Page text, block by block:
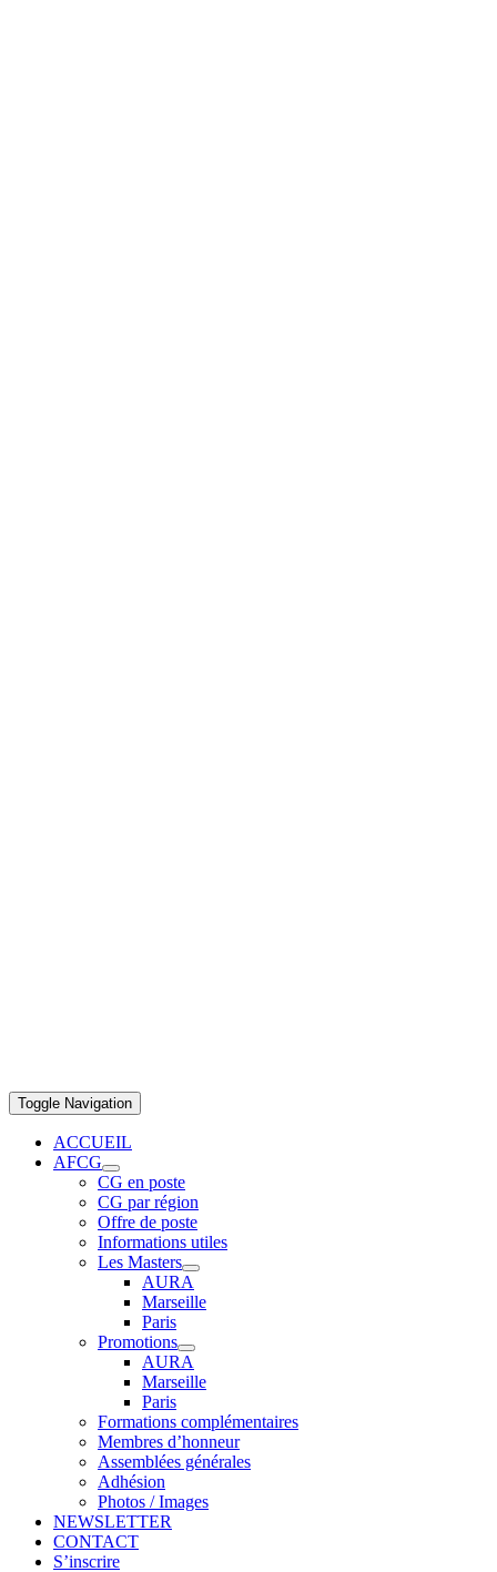
Toggle Navigation
ACCUEIL
AFCG
CG en poste
CG par région
Offre de poste
Informations utiles
Les Masters
AURA
Marseille
Paris
Promotions
AURA
Marseille
Paris
Formations complémentaires
Membres d’honneur
Assemblées générales
Adhésion
Photos / Images
NEWSLETTER
CONTACT
S’inscrire